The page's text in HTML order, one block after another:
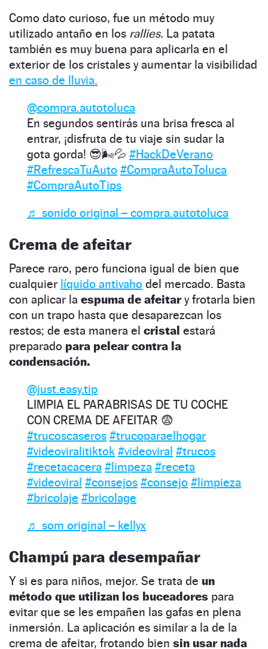
Como dato curioso, fue un método muy
utilizado antaño en los rallies. La patata
también es muy buena para aplicarla en el
exterior de los cristales y aumentar la visibilidad
en caso de lluvia.
@compra.autotoluca
En segundos sentirás una brisa fresca al
entrar, ¡disfruta de tu viaje sin sudar la
gota gorda! 😎🌬💦 #HackDeVerano
#RefrescaTuAuto #CompraAutoToluca
#CompraAutoTips
♬ sonido original – compra.autotoluca
Crema de afeitar
Parece raro, pero funciona igual de bien que
cualquier líquido antivaho del mercado. Basta
con aplicar la espuma de afeitary frotarla bien
con un trapo hasta que desaparezcan los
restos; de esta manera el cristal estará
preparado para pelear contra la
condensación.
@just.easy.tip
LIMPIA EL PARABRISAS DE TU COCHE
CON CREMA DE AFEITAR 😨
#trucoscaseros #trucoparaelhogar
#videoviralitiktok #videoviral #trucos
#recetacacera #limpeza #receta
#videoviral #consejos #consejo #limpieza
#bricolaje #bricolage
♬ som original – kellyx
Champú para desempañar
Y si es para niños, mejor. Se trata de un
método que utilizan los buceadores para
evitar que se les empañen las gafas en plena
inmersión. La aplicación es similar a la de la
crema de afeitar, frotando bien sin usar nada